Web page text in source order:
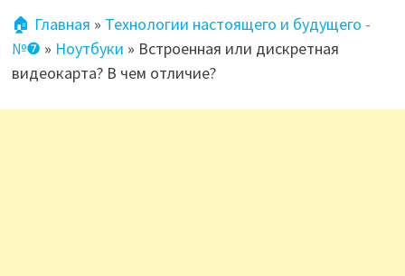
🏠 Главная » Технологии настоящего и будущего -
№❼ » Ноутбуки » Встроенная или дискретная
видеокарта? В чем отличие?